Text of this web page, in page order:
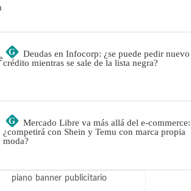
G
Deudas en Infocorp: ¿se puede pedir nuevo
crédito mientras se sale de la lista negra?
G
Mercado Libre va más allá del e-commerce:
¿competirá con Shein y Temu con marca propia
moda?